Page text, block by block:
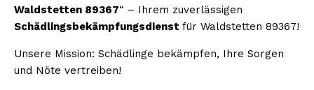
Waldstetten 89367“ – Ihrem zuverlässigen
Schädlingsbekämpfungsdienst für Waldstetten 89367!
Unsere Mission: Schädlinge bekämpfen, Ihre Sorgen
und Nöte vertreiben!